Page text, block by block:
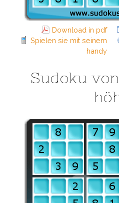
Download in pdf
Spielen sie mit seinem
handy
Sudoku